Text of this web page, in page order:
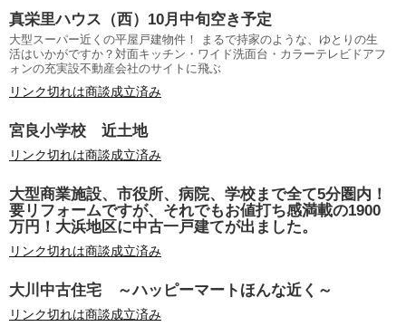
真栄里ハウス（西）10月中旬空き予定
大型スーパー近くの平屋戸建物件！ まるで持家のような、ゆとりの生
活はいかがですか？対面キッチン・ワイド洗面台・カラーテレビドアフ
ォンの充実設不動産会社のサイトに飛ぶ
リンク切れは商談成立済み
宮良小学校 近土地
リンク切れは商談成立済み
大型商業施設、市役所、病院、学校まで全て5分圏内！
要リフォームですが、それでもお値打ち感満載の1900
万円！大浜地区に中古一戸建てが出ました。
リンク切れは商談成立済み
大川中古住宅 ～ハッピーマートほんな近く～
リンク切れは商談成立済み